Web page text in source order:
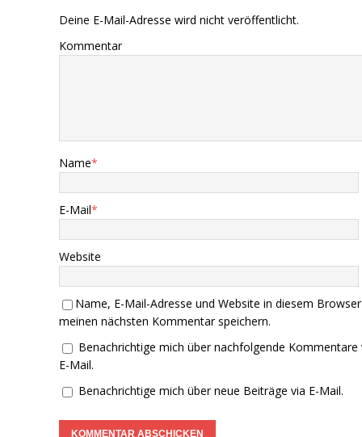
Deine E-Mail-Adresse wird nicht veröffentlicht.
Kommentar
Name*
E-Mail*
Website
Name, E-Mail-Adresse und Website in diesem
meinen nächsten Kommentar speichern.
Benachrichtige mich über nachfolgende Kommentare
E-Mail.
Benachrichtige mich über neue Beiträge via E-Mail.